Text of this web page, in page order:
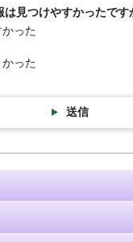
は見つけやすかったです
った
った
送信